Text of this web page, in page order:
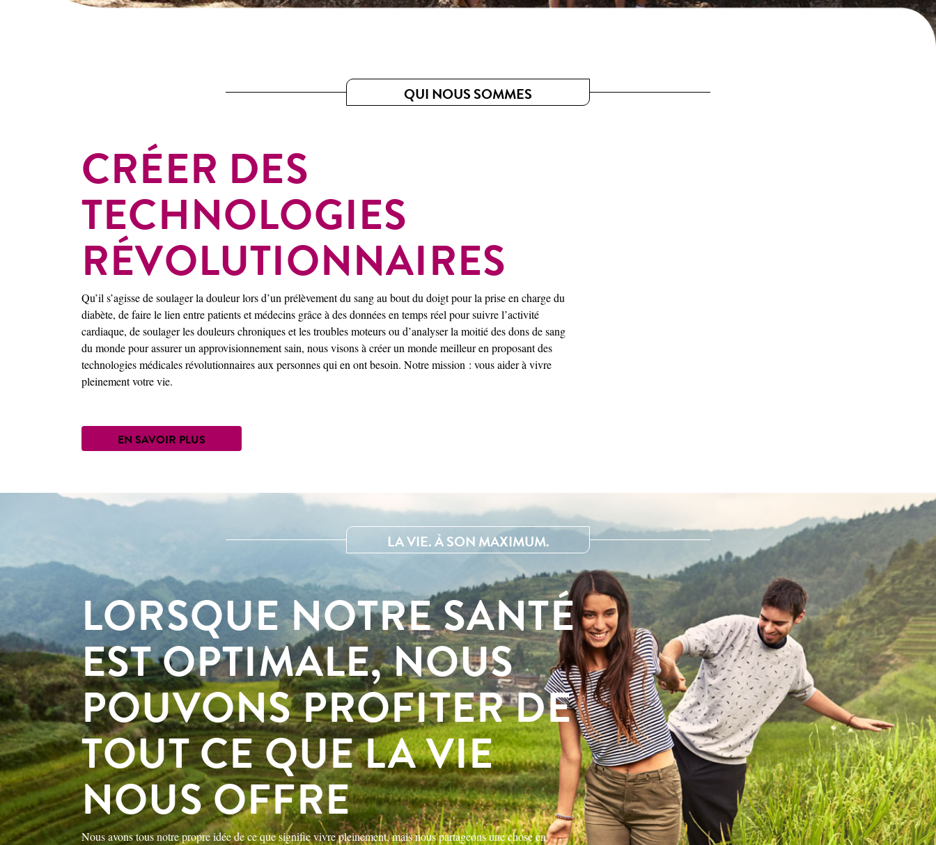
QUI NOUS SOMMES
CRÉER DES
TECHNOLOGIES
RÉVOLUTIONNAIRES
Qu’il s’agisse de soulager la douleur lors d’un prélèvement du sang au bout du doigt pour la prise en charge du
diabète, de faire le lien entre patients et médecins grâce à des données en temps réel pour suivre l’activité
cardiaque, de soulager les douleurs chroniques et les troubles moteurs ou d’analyser la moitié des dons de sang
du monde pour assurer un approvisionnement sain, nous visons à créer un monde meilleur en proposant des
technologies médicales révolutionnaires aux personnes qui en ont besoin. Notre mission : vous aider à vivre
pleinement votre vie.
EN SAVOIR PLUS
LA VIE. À SON MAXIMUM.
LORSQUE NOTRE SANTÉ
EST OPTIMALE, NOUS
POUVONS PROFITER DE
TOUT CE QUE LA VIE
NOUS OFFRE
Nous avons tous notre propre idée de ce que signifie vivre pleinement, mais nous partageons une chose en